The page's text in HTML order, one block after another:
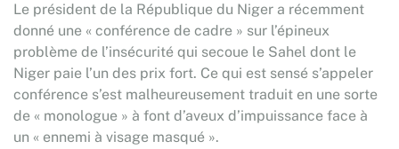
Le président de la République du Niger a récemment
donné une « conférence de cadre » sur l’épineux
problème de l’insécurité qui secoue le Sahel dont le
Niger paie l’un des prix fort. Ce qui est sensé s’appeler
conférence s’est malheureusement traduit en une sorte
de « monologue » à font d’aveux d’impuissance face à
un « ennemi à visage masqué ».